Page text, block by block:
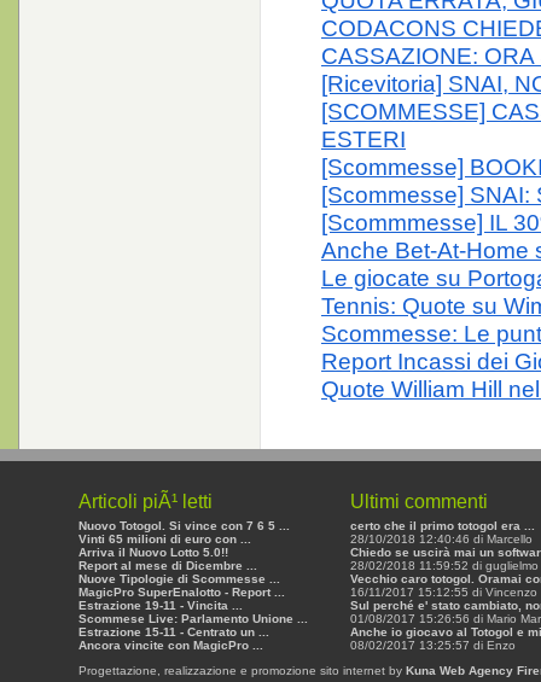
CODACONS
CASSAZIONE:
[Ricevitoria] SNAI,
[SCOMMESSE]
ESTERI
[Scommesse]
[Scommesse] SNAI:
[Scommmesse] IL
Anche Bet-At-Home
Le giocate su
Tennis: Quote su
Scommesse: Le
Report Incassi dei
Quote William Hill
Articoli piÃ¹ letti
Nuovo Totogol. Si vince con 7 6 5 ...
Vinti 65 milioni di euro con ...
Arriva il Nuovo Lotto 5.0!!
Report al mese di Dicembre ...
Nuove Tipologie di Scommesse ...
MagicPro SuperEnalotto - Report ...
Estrazione 19-11 - Vincita ...
Scommese Live: Parlamento Unione ...
Estrazione 15-11 - Centrato un ...
Ancora vincite con MagicPro ...
Ultimi commenti
certo che il primo totogol era ...
28/10/2018 12:40:46 di Marcello
Chiedo se uscirà mai un
28/02/2018 11:59:52 di guglielmo
Vecchio caro totogol. Oramai
16/11/2017 15:12:55 di Vincenzo
Sul perché e' stato cambiato,
01/08/2017 15:26:56 di Mario
Anche io giocavo al Totogol e
08/02/2017 13:25:57 di Enzo
Progettazione, realizzazione e promozione sito internet by Kuna Web Agency